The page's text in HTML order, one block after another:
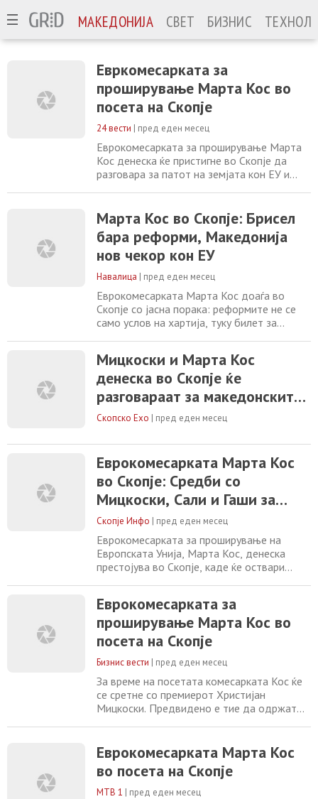
МАКЕДОНИЈА СВЕТ БИЗНИС
Евркомесарката за
проширување Марта Кос во
посета на Скопје
24 вести | пред еден месец
Еврокомесарката за проширување Марта
Кос денеска ќе пристигне во Скопје да
разговара за патот на земјата кон ЕУ и
во рамките на планот за раст за Западен
Балкан. До денес земјата доби 142,1
милиони евра во рамките на Инструментот
за реформи и раст по напредокот во
Марта Кос во Скопје: Брисел
бара реформи, Македонија
нов чекор кон ЕУ
Навалица | пред еден месец
Еврокомесарката Марта Кос доаѓа во
Скопје со јасна порака: реформите не се
само услов на хартија, туку билет за
Марта Кос денеска пристигнува во Скопје,
каде во фокусот ќе бидат европскиот пат
на земјата, реформските процеси и
спроведувањето на реформската агенда
во рамките на
Мицкоски и Марта Кос
денеска во Скопје ќе
разговараат за македонските
евроинтеграции
Скопско Ехо | пред еден месец
Еврокомесарката Марта Кос
во Скопје: Средби со
Мицкоски, Сали и Гаши за
европскиот пат на Македонија
Скопје Инфо | пред еден месец
Еврокомесарката за проширување на
Европската Унија, Марта Кос, денеска
престојува во Скопје, каде ќе оствари
ќе има средба со премиерот Христијан
Мицкоски, по што е предвидена заедничка
прес-конференција. Таа ќе разговара и со
вицепремиерот и министер за европски
прашања Беким Сали,
Еврокомесарката за
проширување Марта Кос во
посета на Скопје
Бизнис вести | пред еден месец
За време на посетата комесарката Кос ќе
се сретне со премиерот Христијан
Мицкоски. Предвидено е тие да одржат
претставници. Кос и Мицкоски предвидено
да се одржат заедничка прес-
конференција во Владата.
Еврокомесарката за проширување ќе има
Еврокомесарката Марта Кос
во посета на Скопје
МТВ 1 | пред еден месец